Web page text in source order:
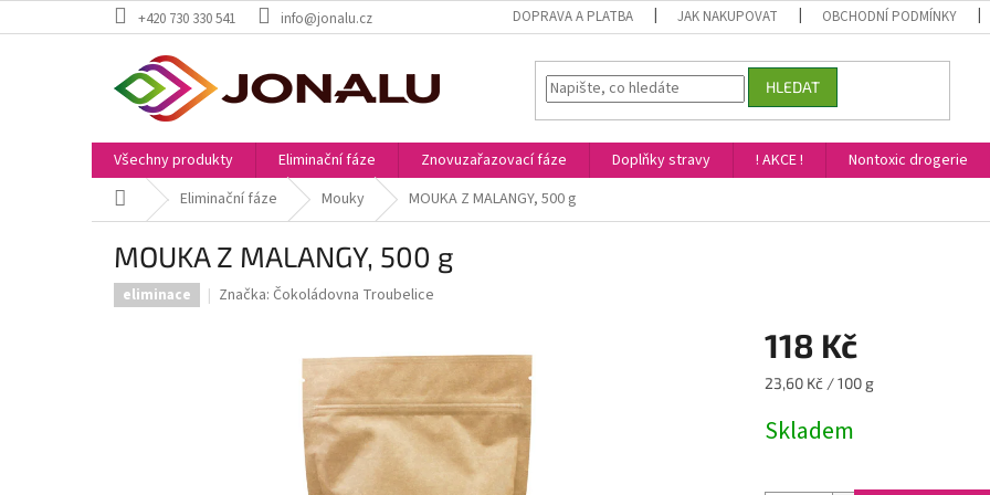
na
+420 730 330 541 info@jonalu.cz DOPRAVA A PLATBA JAK NAKUPOVAT OBCHODNÍ PODMÍNKY
HLEDAT
Všechny produkty Eliminační fáze Znovuzařazovací fáze Doplňky stravy ! AKCE ! Nontoxic drogerie
Domů Eliminační fáze Mouky MOUKA Z MALANGY, 500 g
MOUKA Z MALANGY, 500 g
eliminace Značka: Čokoládovna Troubelice
118 Kč
Měrná
23,60 Kč / 100 g
Skladem